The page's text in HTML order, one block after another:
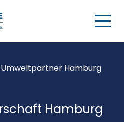
Umweltpartner Hamburg
Hamburg